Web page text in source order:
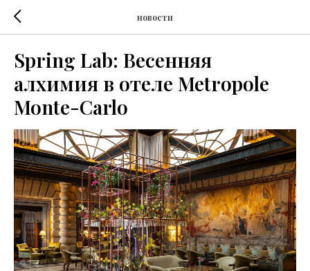
новости
Spring Lab: Весенняя
алхимия в отеле Metropole
Monte-Carlo